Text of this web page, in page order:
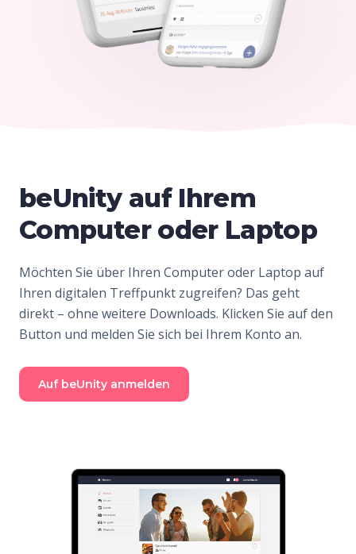
beUnity auf Ihrem
Computer oder Laptop
Möchten Sie über Ihren Computer oder Laptop auf
Ihren digitalen Treffpunkt zugreifen? Das geht
direkt – ohne weitere Downloads. Klicken Sie auf den
Button und melden Sie sich bei Ihrem Konto an.
Auf beUnity anmelden